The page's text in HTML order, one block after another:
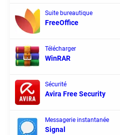
Suite bureautique
FreeOffice
Télécharger
WinRAR
Sécurité
Avira Free Security
Messagerie instantanée
Signal